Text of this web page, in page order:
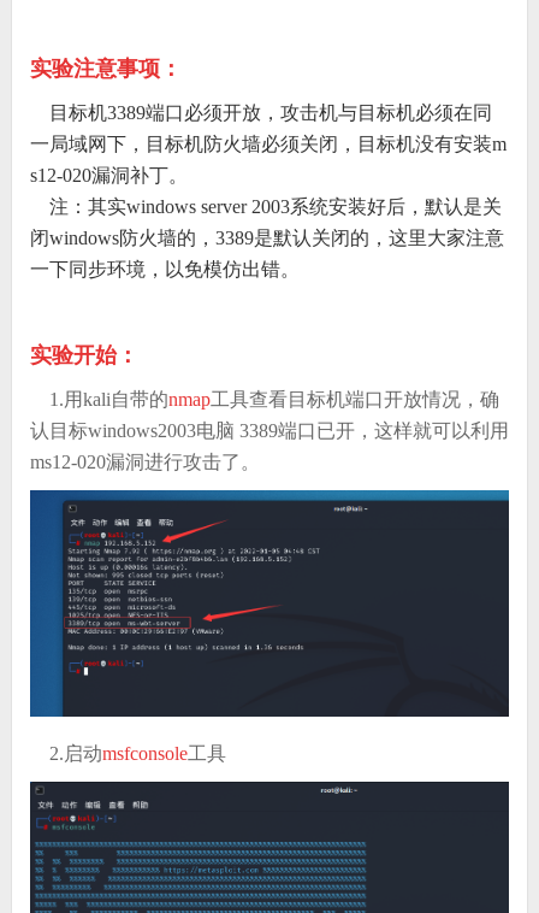
实验注意事项：
目标机3389端口必须开放，攻击机与目标机必须在同
一局域网下，目标机防火墙必须关闭，目标机没有安装m
s12-020漏洞补丁。
注：其实windows server 2003系统安装好后，默认是关
闭windows防火墙的，3389是默认关闭的，这里大家注意
一下同步环境，以免模仿出错。
实验开始：
1.用kali自带的nmap工具查看目标机端口开放情况，确
认目标windows2003电脑 3389端口已开，这样就可以利用
ms12-020漏洞进行攻击了。
2. 启动msfconsole工具